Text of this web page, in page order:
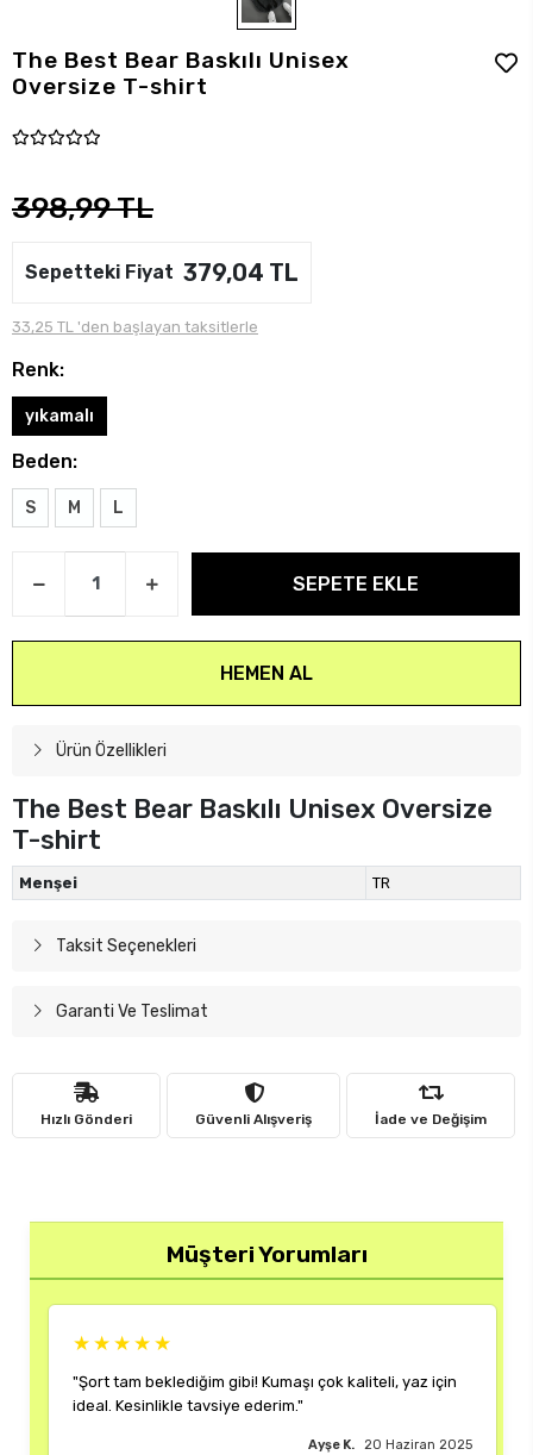
The Best Bear Baskılı Unisex
Oversize T-shirt
398,99 TL
Sepetteki Fiyat 379,04 TL
33,25 TL 'den başlayan taksitlerle
Renk:
yıkamalı
Beden:
S M L
SEPETE EKLE
HEMEN AL
Ürün Özellikleri
The Best Bear Baskılı Unisex Oversize
T-shirt
Menşei TR
Taksit Seçenekleri
Garanti Ve Teslimat
Hızlı Gönderi Güvenli Alışveriş İade ve Değişim
Müşteri Yorumları
★★★★★
"Şort tam beklediğim gibi! Kumaşı çok kaliteli, yaz için
ideal. Kesinlikle tavsiye ederim."
20 Haziran 2025